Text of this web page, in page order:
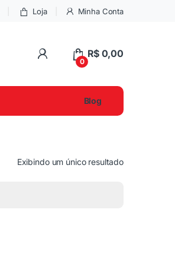
Loja Minha Conta
0
R$0,00
Blog
Exibindo um único resultado